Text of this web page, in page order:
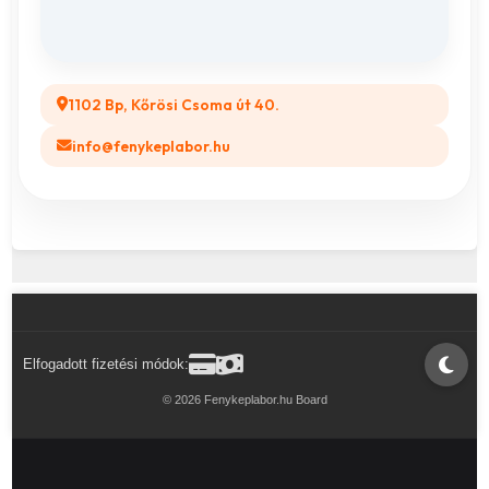
1102 Bp, Kőrösi Csoma út 40.
info@fenykeplabor.hu
Elfogadott fizetési módok:
© 2026 Fenykeplabor.hu Board